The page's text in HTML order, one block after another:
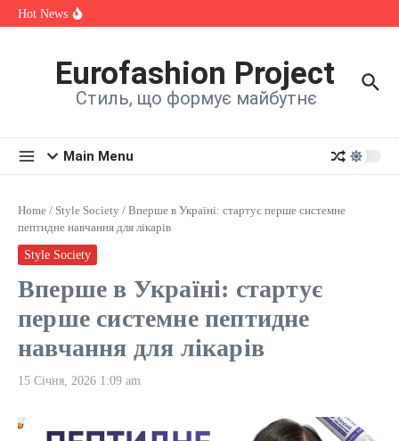
Skip to content
Hot News
її на нову пісню
Знайомтеся: Марта Павлюк і її перший трек «UМАМА»
Eurofashion Project
Стиль, що формує майбутнє
Main Menu
Home / Style Society / Вперше в Україні: стартує перше системне
пептидне навчання для лікарів
Style Society
Вперше в Україні: стартує
перше системне пептидне
навчання для лікарів
15 Січня, 2026 1:09 am